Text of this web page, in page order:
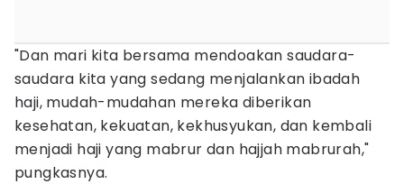
"Dan mari kita bersama mendoakan saudara-
saudara kita yang sedang menjalankan ibadah
haji, mudah-mudahan mereka diberikan
kesehatan, kekuatan, kekhusyukan, dan kembali
menjadi haji yang mabrur dan hajjah mabrurah,"
pungkasnya.